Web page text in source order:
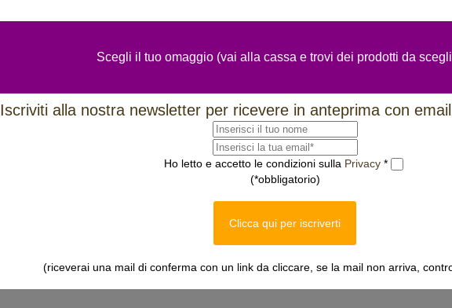
Scegli il tuo omaggio (vai alla cassa e trovi dei prodotti da
Iscriviti alla nostra newsletter per ricevere in anteprima con
Ho letto e accetto le condizioni sulla Privacy *
(*obbligatorio)
Clicca qui per iscriverti
(riceverai una mail di conferma con un link da cliccare, se la mail non arriva,